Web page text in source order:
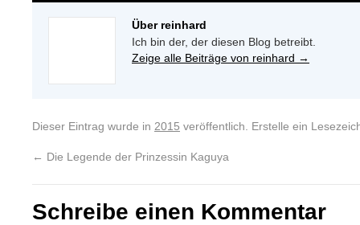
Über reinhard
Ich bin der, der diesen Blog betreibt.
Zeige alle Beiträge von reinhard →
Dieser Eintrag wurde in 2015 veröffentlich. Erstelle ein
← Die Legende der Prinzessin Kaguya
Schreibe einen Kommentar